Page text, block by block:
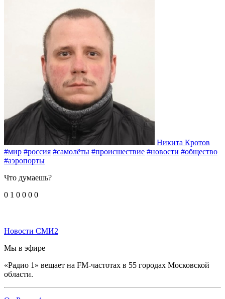
Никита Кротов
#мир #россия #самолёты #происшествие #новости #общество
#аэропорты
Что думаешь?
0 1 0 0 0 0
Новости СМИ2
Мы в эфире
«Радио 1» вещает на FM-частотах в 55 городах Московской
области.